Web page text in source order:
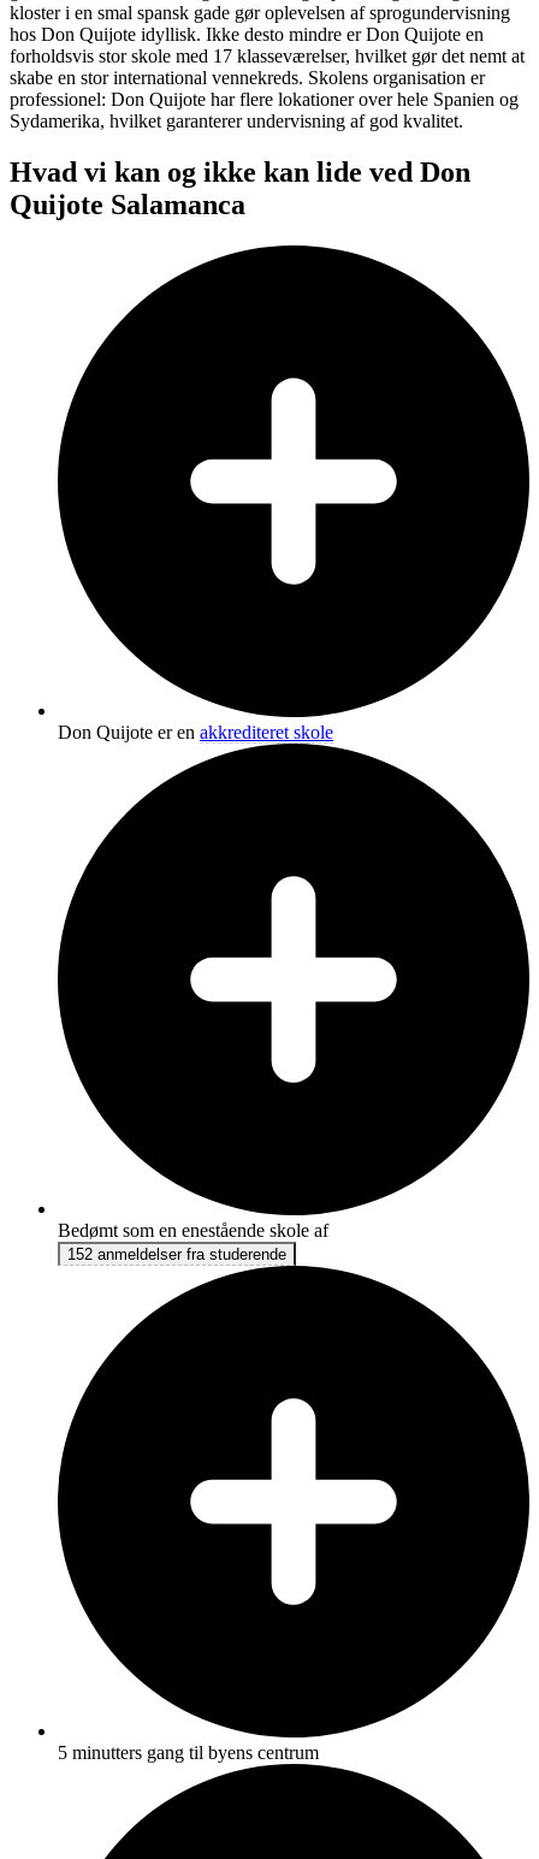
kloster i en smal spansk gade gør oplevelsen af sprogundervisning
hos Don Quijote idyllisk. Ikke desto mindre er Don Quijote en
forholdsvis stor skole med 17 klasseværelser, hvilket gør det nemt at
skabe en stor international vennekreds. Skolens organisation er
professionel: Don Quijote har flere lokationer over hele Spanien og
Sydamerika, hvilket garanterer undervisning af god kvalitet.
Hvad vi kan og ikke kan lide ved Don
Quijote Salamanca
Don Quijote er en akkrediteret skole
Bedømt som en enestående skole af
152 anmeldelser fra studerende
5 minutters gang til byens centrum